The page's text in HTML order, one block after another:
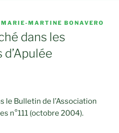
MARIE-MARTINE BONAVERO
dans les
le Bulletin de l’Association
n°111 (octobre 2004).